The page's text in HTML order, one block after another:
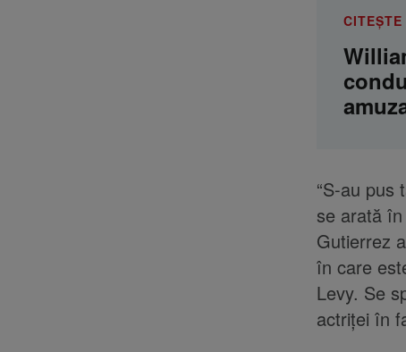
CITEȘTE
“S-au pus
se arată
Gutierrez
în care
Levy. Se
actriței în